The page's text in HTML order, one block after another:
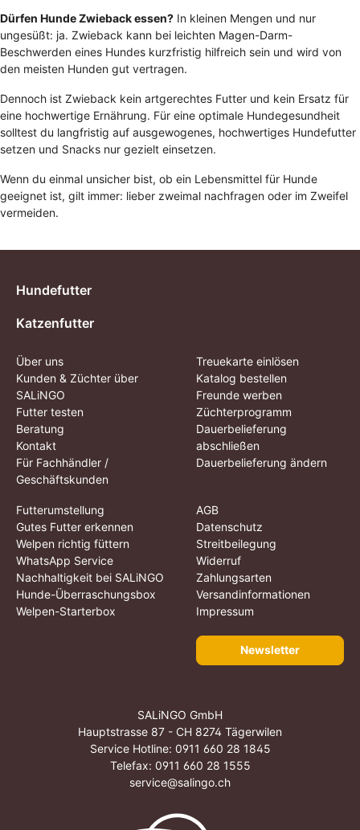
Dürfen Hunde Zwieback essen? In kleinen Mengen und nur
ungesüßt: ja. Zwieback kann bei leichten Magen-Darm-
Beschwerden eines Hundes kurzfristig hilfreich sein und wird von
den meisten Hunden gut vertragen.
Dennoch ist Zwieback kein artgerechtes Futter und kein Ersatz für
eine hochwertige Ernährung. Für eine optimale Hundegesundheit
solltest du langfristig auf ausgewogenes, hochwertiges Hundefutter
setzen und Snacks nur gezielt einsetzen.
Wenn du einmal unsicher bist, ob ein Lebensmittel für Hunde
geeignet ist, gilt immer: lieber zweimal nachfragen oder im Zweifel
vermeiden.
Hundefutter
Katzenfutter
Über uns
Kunden & Züchter über
SALiNGO
Futter testen
Beratung
Kontakt
Für Fachhändler /
Geschäftskunden
Treuekarte einlösen
Katalog bestellen
Freunde werben
Züchterprogramm
Dauerbelieferung
abschließen
Dauerbelieferung ändern
Futterumstellung
Gutes Futter erkennen
Welpen richtig füttern
WhatsApp Service
Nachhaltigkeit bei SALiNGO
Hunde-Überraschungsbox
Welpen-Starterbox
AGB
Datenschutz
Streitbeilegung
Widerruf
Zahlungsarten
Versandinformationen
Impressum
Newsletter
SALiNGO GmbH
Hauptstrasse 87 - CH 8274 Tägerwilen
Service Hotline: 0911 660 28 1845
Telefax: 0911 660 28 1555
service@salingo.ch